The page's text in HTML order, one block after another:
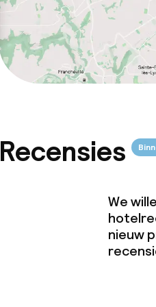
Recensies
We
nieuw